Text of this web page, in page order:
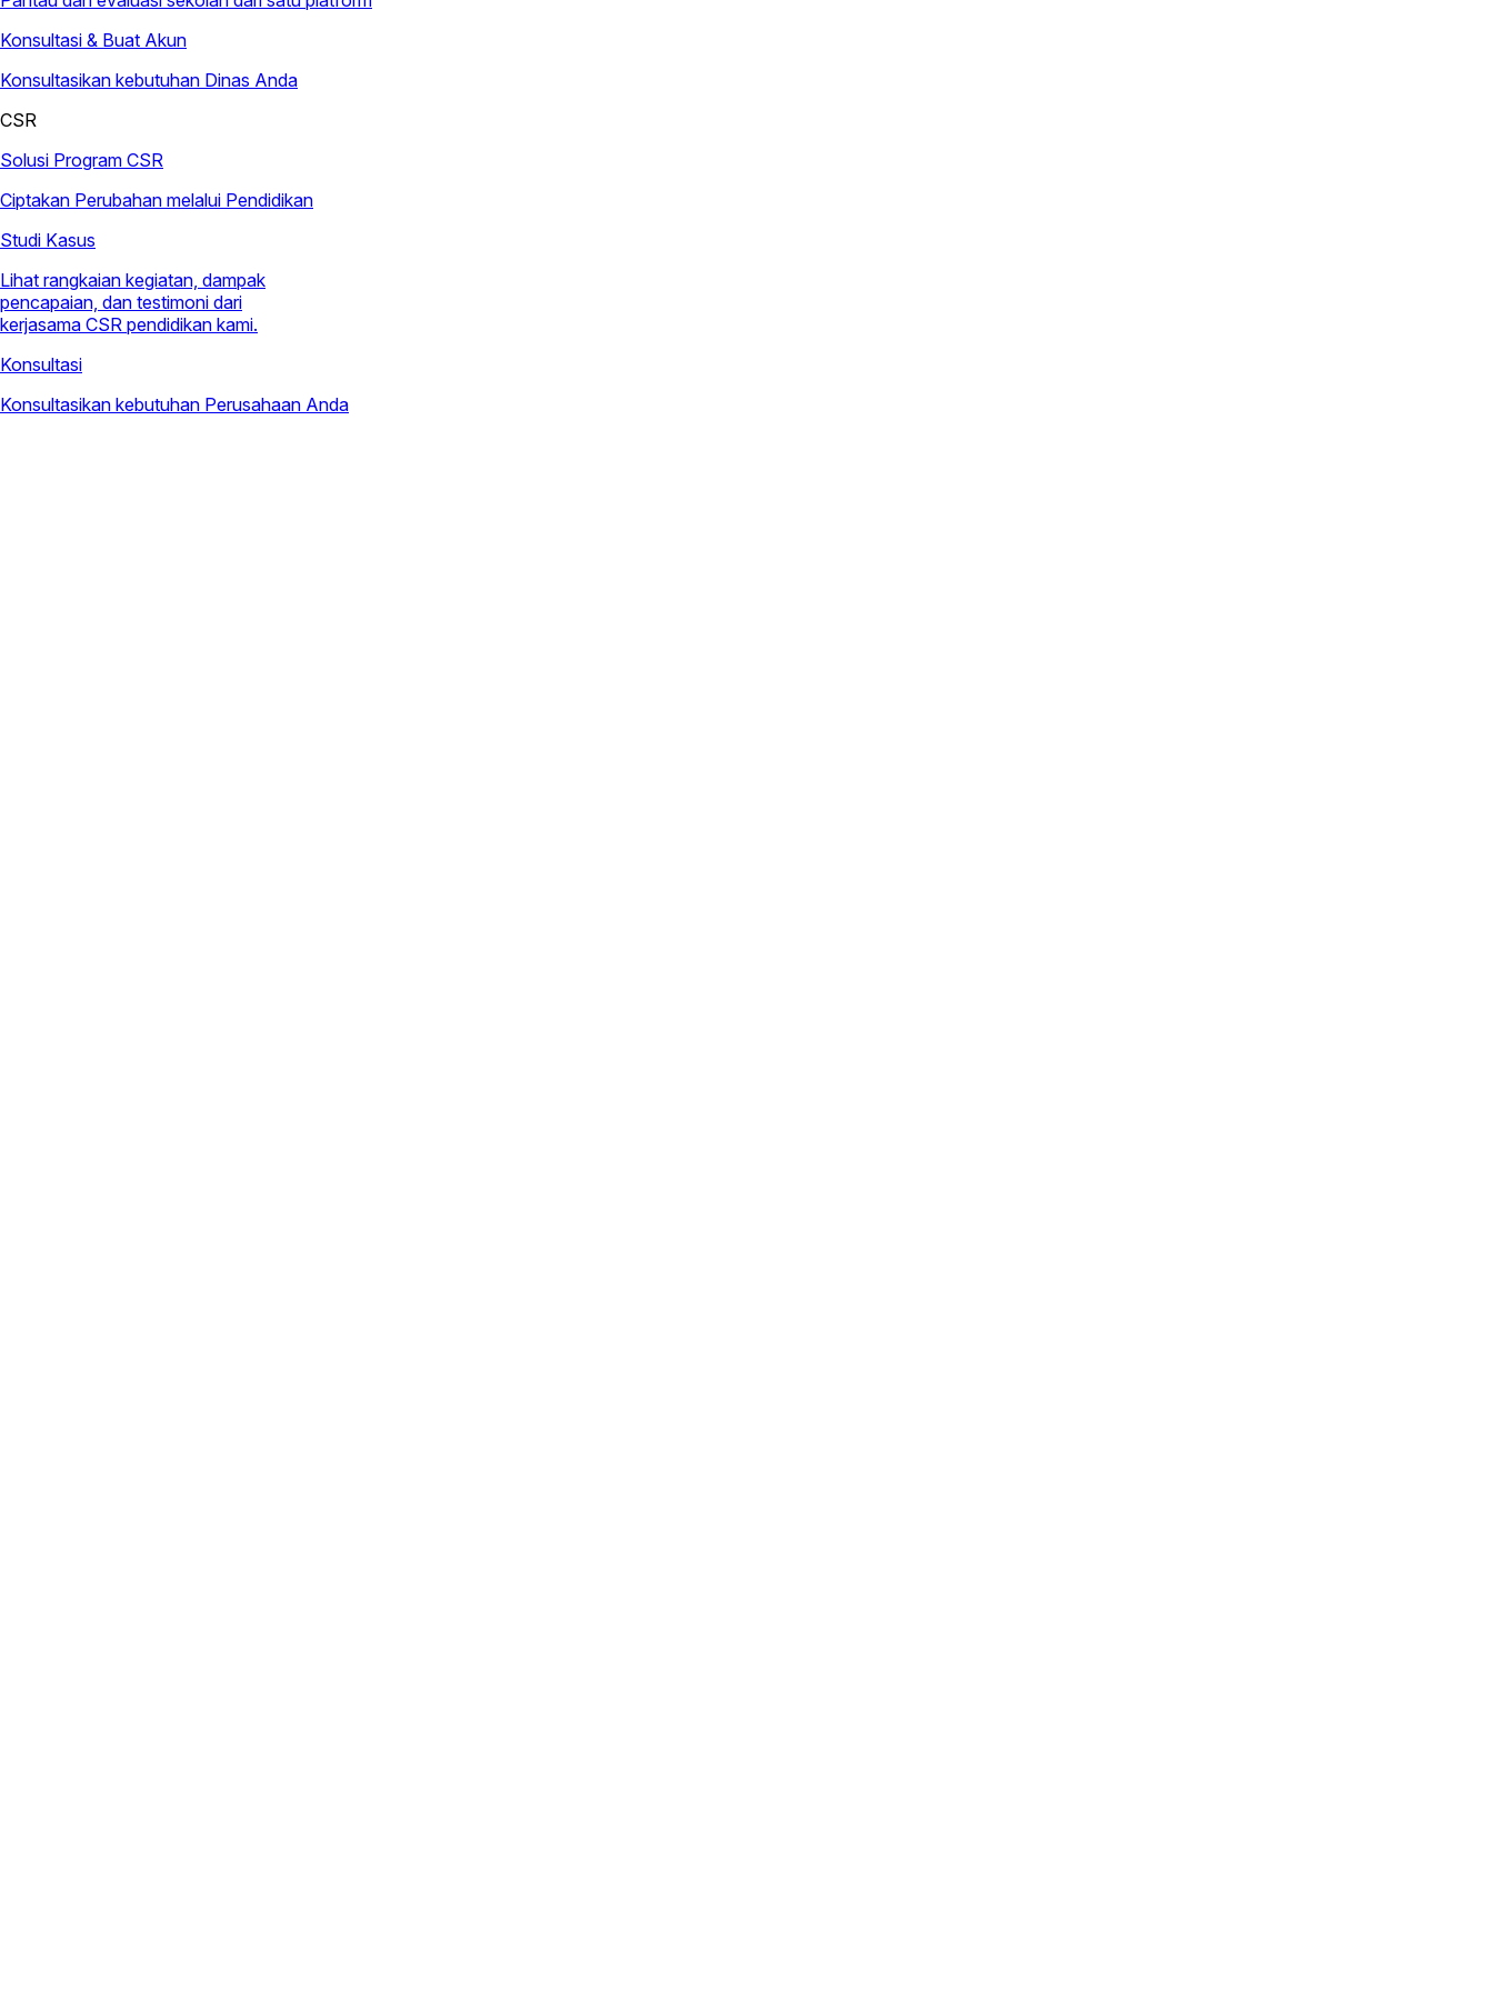
Konsultasi & Buat Akun
Konsultasikan kebutuhan Dinas Anda
CSR
Solusi Program CSR
Ciptakan Perubahan melalui Pendidikan
Studi Kasus
Lihat rangkaian kegiatan, dampak
pencapaian, dan testimoni dari
kerjasama CSR pendidikan kami.
Konsultasi
Konsultasikan kebutuhan Perusahaan Anda